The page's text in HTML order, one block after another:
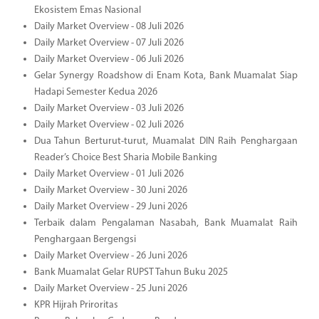
Ekosistem Emas Nasional
Daily Market Overview - 08 Juli 2026
Daily Market Overview - 07 Juli 2026
Daily Market Overview - 06 Juli 2026
Gelar Synergy Roadshow di Enam Kota, Bank Muamalat Siap
Hadapi Semester Kedua 2026
Daily Market Overview - 03 Juli 2026
Daily Market Overview - 02 Juli 2026
Dua Tahun Berturut-turut, Muamalat DIN Raih Penghargaan
Reader’s Choice Best Sharia Mobile Banking
Daily Market Overview - 01 Juli 2026
Daily Market Overview - 30 Juni 2026
Daily Market Overview - 29 Juni 2026
Terbaik dalam Pengalaman Nasabah, Bank Muamalat Raih
Penghargaan Bergengsi
Daily Market Overview - 26 Juni 2026
Bank Muamalat Gelar RUPST Tahun Buku 2025
Daily Market Overview - 25 Juni 2026
KPR Hijrah Priroritas